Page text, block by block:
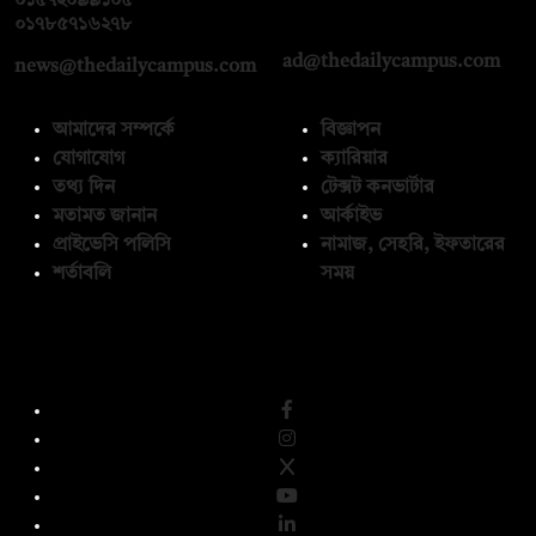
০১৭৮৫৭১৬২৭৮
news@thedailycampus.com ad@thedailycampus.com
আমাদের সম্পর্কে
যোগাযোগ
তথ্য দিন
মতামত জানান
প্রাইভেসি পলিসি
শর্তাবলি
বিজ্ঞাপন
ক্যারিয়ার
টেক্সট কনভার্টার
আর্কাইভ
নামাজ, সেহরি, ইফতারের
সময়